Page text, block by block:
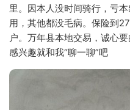
里。因本人没时间骑行，亏
用，其他都没毛病。保险到
户。万年县本地交易，诚心
感兴趣就和我“聊一聊”吧